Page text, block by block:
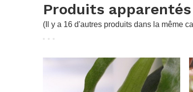
Produits apparentés
(Il y a 16 d'autres produits dans la même